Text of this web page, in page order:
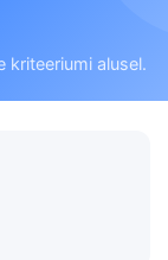
kriteeriumi alusel.